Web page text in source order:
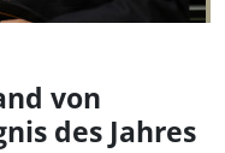
von
des Jahres